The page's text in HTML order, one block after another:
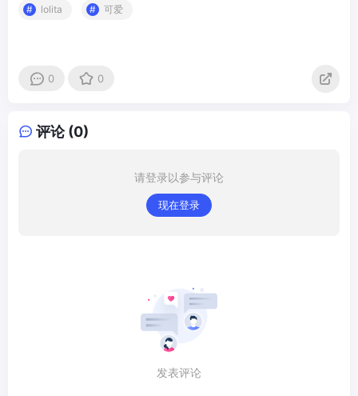
lolita 可爱
0 0
评论 (0)
请登录以参与评论
现在登录
发表评论